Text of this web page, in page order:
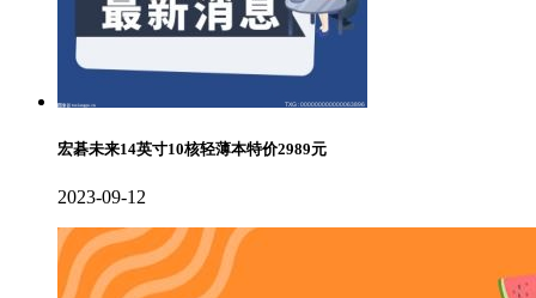
宏碁未来14英寸10核轻薄本特价2989元
2023-09-12